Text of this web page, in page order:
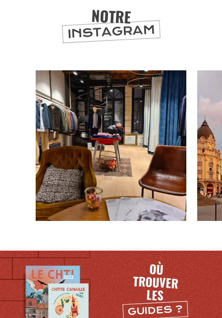
NOTRE
INSTAGRAM
SE
DIVERTIR
OÙ
TROUVER
LES
GUIDES ?